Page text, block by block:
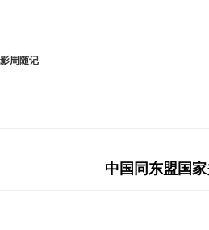
周随记
中国同东盟国